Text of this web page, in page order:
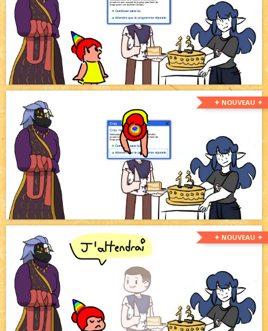
✦ NOUVEAU ✦
✦ NOUVEAU ✦